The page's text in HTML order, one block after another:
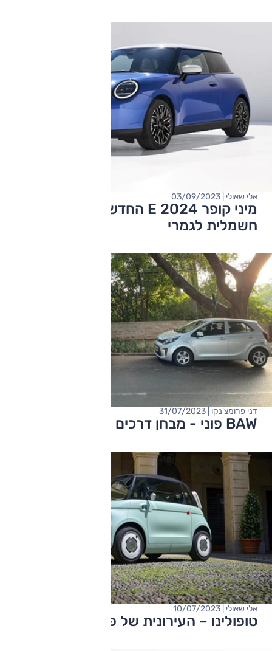
מיני קופר E 2024 החדשה נחשפה רשמית:
חשמלית לגמרי
אלי שאולי | 03/09/2023
BAW פוני - מבחן דרכים (S3)
דני פרומצ'נקו | 31/07/2023
טופולינו – העירונית של פיאט
אלי שאולי | 10/07/2023